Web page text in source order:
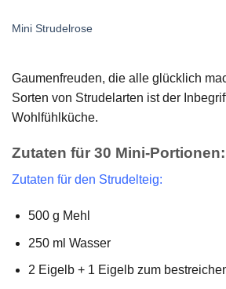
Mini Strudelrose
Gaumenfreuden, die alle glücklich
Sorten von Strudelarten ist der
Wohlfühlküche.
Zutaten für 30 Mini-Portionen:
Zutaten für den Strudelteig:
500 g Mehl
250 ml Wasser
2 Eigelb + 1 Eigelb zum